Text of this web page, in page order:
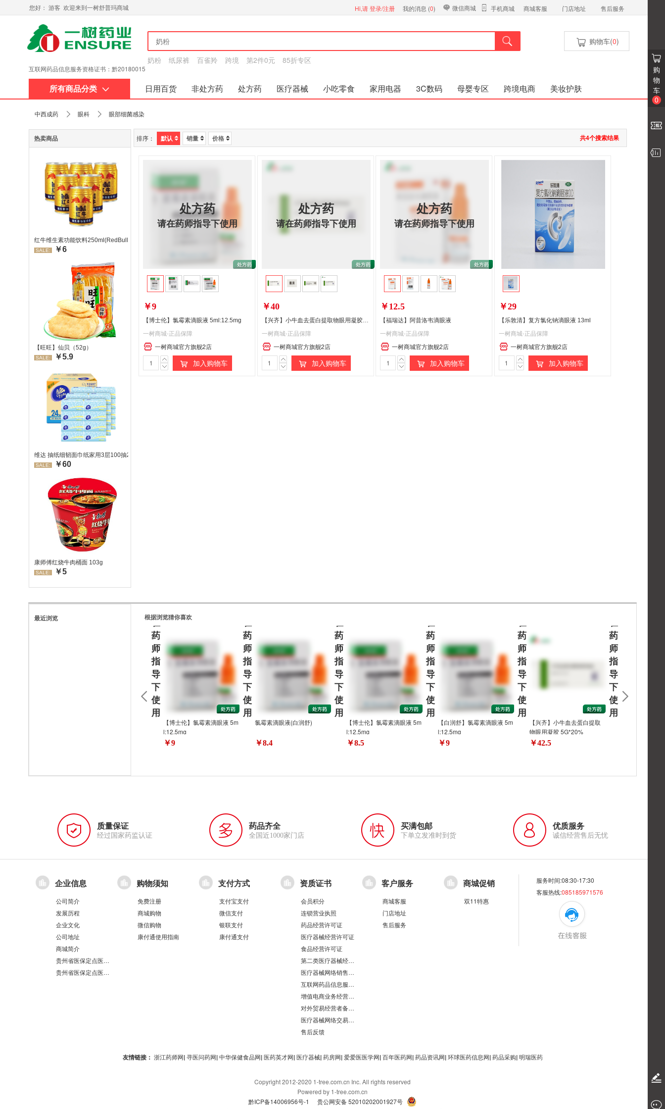
您好： 游客 欢迎来到一树舒普玛商城 Hi,请登录/注册 我的消息 (0) 微信商城 手机商城 商城客服 门店地址 售后服务
互联网药品信息服务资格证书：黔20180015
奶粉 纸尿裤 百雀羚 跨境 第2件0元 85折专区
购物车(0)
所有商品分类 日用百货 非处方药 处方药 医疗器械 小吃零食 家用电器 3C数码 母婴专区 跨境电商
美妆护肤
购
物
车
0
中西成药 眼科 眼部细菌感染
热卖商品
红牛维生素功能饮料250ml(RedBull/红牛)
SALE: ￥6
【旺旺】仙贝（52g）
SALE: ￥5.9
维达 抽纸细韧面巾纸家用3层100抽24包/箱 超值装 偏远地区不发货偏远地区:(含新疆、西藏、内蒙古、宁夏、海南、青海)不发货
SALE: ￥60
康师傅红烧牛肉桶面 103g
SALE: ￥5
排序： 默认 销量 价格 共4个搜索结果
处方药
请在药师指导下使用
￥9
【博士伦】氯霉素滴眼液 5ml:12.5mg
一树商城-正品保障
一树商城官方旗舰2店
加入购物车
处方药
请在药师指导下使用
￥40
【兴齐】小牛血去蛋白提取物眼用凝胶 5G*20%
一树商城-正品保障
一树商城官方旗舰2店
加入购物车
处方药
请在药师指导下使用
￥12.5
【福瑞达】阿昔洛韦滴眼液
一树商城-正品保障
一树商城官方旗舰2店
加入购物车
￥29
【乐敦清】复方氯化钠滴眼液 13ml
一树商城-正品保障
一树商城官方旗舰2店
加入购物车
最近浏览 根据浏览猜你喜欢
在
药
师
指
导
下
使
用
【博士伦】氯霉素滴眼液 5m
l:12.5mg
￥9
药
师
指
导
下
使
用
氯霉素滴眼液(白润舒)
￥8.4
药
师
指
导
下
使
用
【博士伦】氯霉素滴眼液 5m
l:12.5mg
￥8.5
药
师
指
导
下
使
用
【白润舒】氯霉素滴眼液 5m
l:12.5mg
￥9
药
师
指
导
下
使
用
【兴齐】小牛血去蛋白提取
物眼用凝胶 5G*20%
￥42.5
药
师
指
导
下
使
用
质量保证
经过国家药监认证
药品齐全
全国近1000家门店
买满包邮
下单立发准时到货
优质服务
诚信经营售后无忧
企业信息
公司简介
发展历程
企业文化
公司地址
商城简介
贵州省医保定点医疗机构医保服务情况表（第551分店）
贵州省医保定点医疗机构医保服务情况表（第100分店）
购物须知
免费注册
商城购物
微信购物
康付通使用指南
支付方式
支付宝支付
微信支付
银联支付
康付通支付
资质证书
会员积分
连锁营业执照
药品经营许可证
医疗器械经营许可证
食品经营许可证
第二类医疗器械经营备案凭证
医疗器械网络销售备案
互联网药品信息服务资格证书
增值电商业务经营许可证
对外贸易经营者备案登记表/海关报关单位注册登记证书
医疗器械网络交易服务第三方平台备案凭证
售后反馈
客户服务
商城客服
门店地址
售后服务
商城促销
双11特惠
服务时间:08:30-17:30
客服热线:085185971576
友情链接： 浙江药师网| 寻医问药网| 中华保健食品网| 医药英才网| 医疗器械| 药房网| 爱爱医医学网| 百年医药网| 药品资讯网| 环球医药信息网| 药品采购| 明瑞医药
Copyright 2012-2020 1-tree.com.cn Inc. All rights reserved
Powered by 1-tree.com.cn
黔ICP备14006956号-1
贵公网安备 52010202001927号